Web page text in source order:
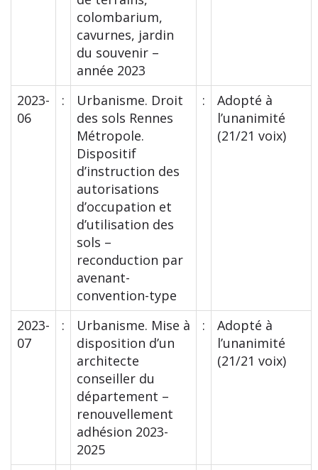
colombarium,
cavurnes, jardin
du souvenir –
année 2023
2023-
06
:
Urbanisme. Droit
des sols Rennes
Métropole.
Dispositif
d’instruction des
autorisations
d’occupation et
d’utilisation des
sols –
reconduction par
avenant-
convention-type
:
Adopté à
l’unanimité
(21/21 voix)
2023-
07
:
Urbanisme. Mise à
disposition d’un
architecte
conseiller du
département –
renouvellement
adhésion 2023-
2025
:
Adopté à
l’unanimité
(21/21 voix)